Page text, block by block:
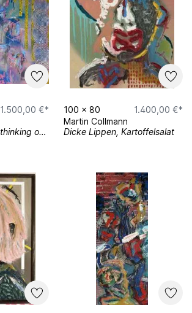
1.500,00 €*
sitting on a chair, thinking of the future
100 x 80
1.400,00 €*
Martin Collmann
Dicke Lippen, Kartoffelsalat